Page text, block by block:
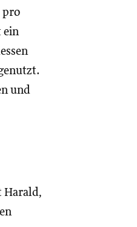
pro
ein
und
Harald,